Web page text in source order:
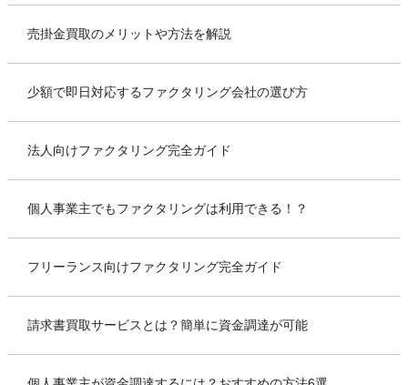
売掛金買取のメリットや方法を解説
少額で即日対応するファクタリング会社の選び方
法人向けファクタリング完全ガイド
個人事業主でもファクタリングは利用できる！？
フリーランス向けファクタリング完全ガイド
請求書買取サービスとは？簡単に資金調達が可能